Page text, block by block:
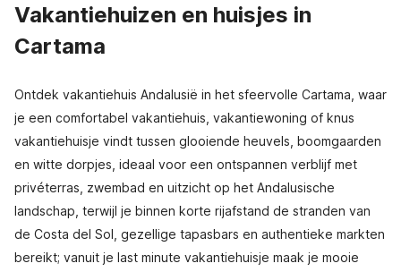
Vakantiehuizen en huisjes in
Cartama
Ontdek vakantiehuis Andalusië in het sfeervolle Cartama, waar
je een comfortabel vakantiehuis, vakantiewoning of knus
vakantiehuisje vindt tussen glooiende heuvels, boomgaarden
en witte dorpjes, ideaal voor een ontspannen verblijf met
privéterras, zwembad en uitzicht op het Andalusische
landschap, terwijl je binnen korte rijafstand de stranden van
de Costa del Sol, gezellige tapasbars en authentieke markten
bereikt; vanuit je last minute vakantiehuisje maak je mooie